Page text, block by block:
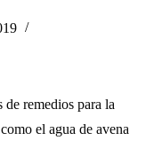
remedios para la
el agua de avena